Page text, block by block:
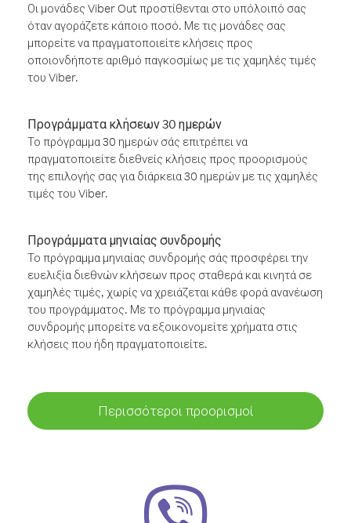
Οι μονάδες Viber Out προστίθενται στο υπόλοιπό σας
όταν αγοράζετε κάποιο ποσό. Με τις μονάδες σας
μπορείτε να πραγματοποιείτε κλήσεις προς
οποιονδήποτε αριθμό παγκοσμίως με τις χαμηλές τιμές
του Viber.
Προγράμματα κλήσεων 30 ημερών
Το πρόγραμμα 30 ημερών σάς επιτρέπει να
πραγματοποιείτε διεθνείς κλήσεις προς προορισμούς
της επιλογής σας για διάρκεια 30 ημερών με τις χαμηλές
τιμές του Viber.
Προγράμματα μηνιαίας συνδρομής
Το πρόγραμμα μηνιαίας συνδρομής σάς προσφέρει την
ευελιξία διεθνών κλήσεων προς σταθερά και κινητά σε
χαμηλές τιμές, χωρίς να χρειάζεται κάθε φορά ανανέωση
του προγράμματος. Με το πρόγραμμα μηνιαίας
συνδρομής μπορείτε να εξοικονομείτε χρήματα στις
κλήσεις που ήδη πραγματοποιείτε.
Περισσότεροι προορισμοί